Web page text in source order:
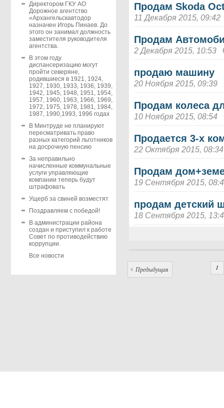
Директором ГКУ АО
Дорожное агентство
«Архангельскавтодор
назначен Игорь Пинаев. До
этого он занимал должность
заместителя руководителя
агентства.
В этом году
диспансеризацию могут
пройти северяне,
родившиеся в 1921, 1924,
1927, 1930, 1933, 1936, 1939,
1942, 1945, 1948, 1951, 1954,
1957, 1960, 1963, 1966, 1969,
1972, 1975, 1978, 1981, 1984,
1987, 1990,1993, 1996 годах
В Минтруде не планируют
пересматривать право
разных категорий льготников
на досрочную пенсию
За неправильно
начисленные коммунальные
услуги управляющие
компании теперь будут
штрафовать
Ущерб за свиней возместят
Поздравляем с победой!
В администрации района
создан и приступил к работе
Совет по противодействию
коррупции.
Все новости
Продам Skoda
11 Декабря 2015, 09:42
Продам
2 Декабря 2015, 10:53
продаю машину
20 Ноября 2015, 09:39
Продам колеса
10 Ноября 2015, 08:54
Продается 3-х
22 Октября 2015, 08:34
Продам
19 Сентября 2015,
продам детский
18 Сентября 2015,
Предыдущая 1